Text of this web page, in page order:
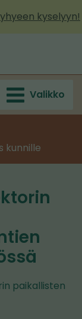
kyselyyn!
Valikko
kunnille
paikallisten